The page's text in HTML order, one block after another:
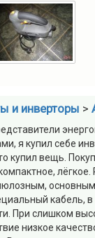
и инверторы >
я купил себе
купил вещь.
кабель,
При слишком
низкое